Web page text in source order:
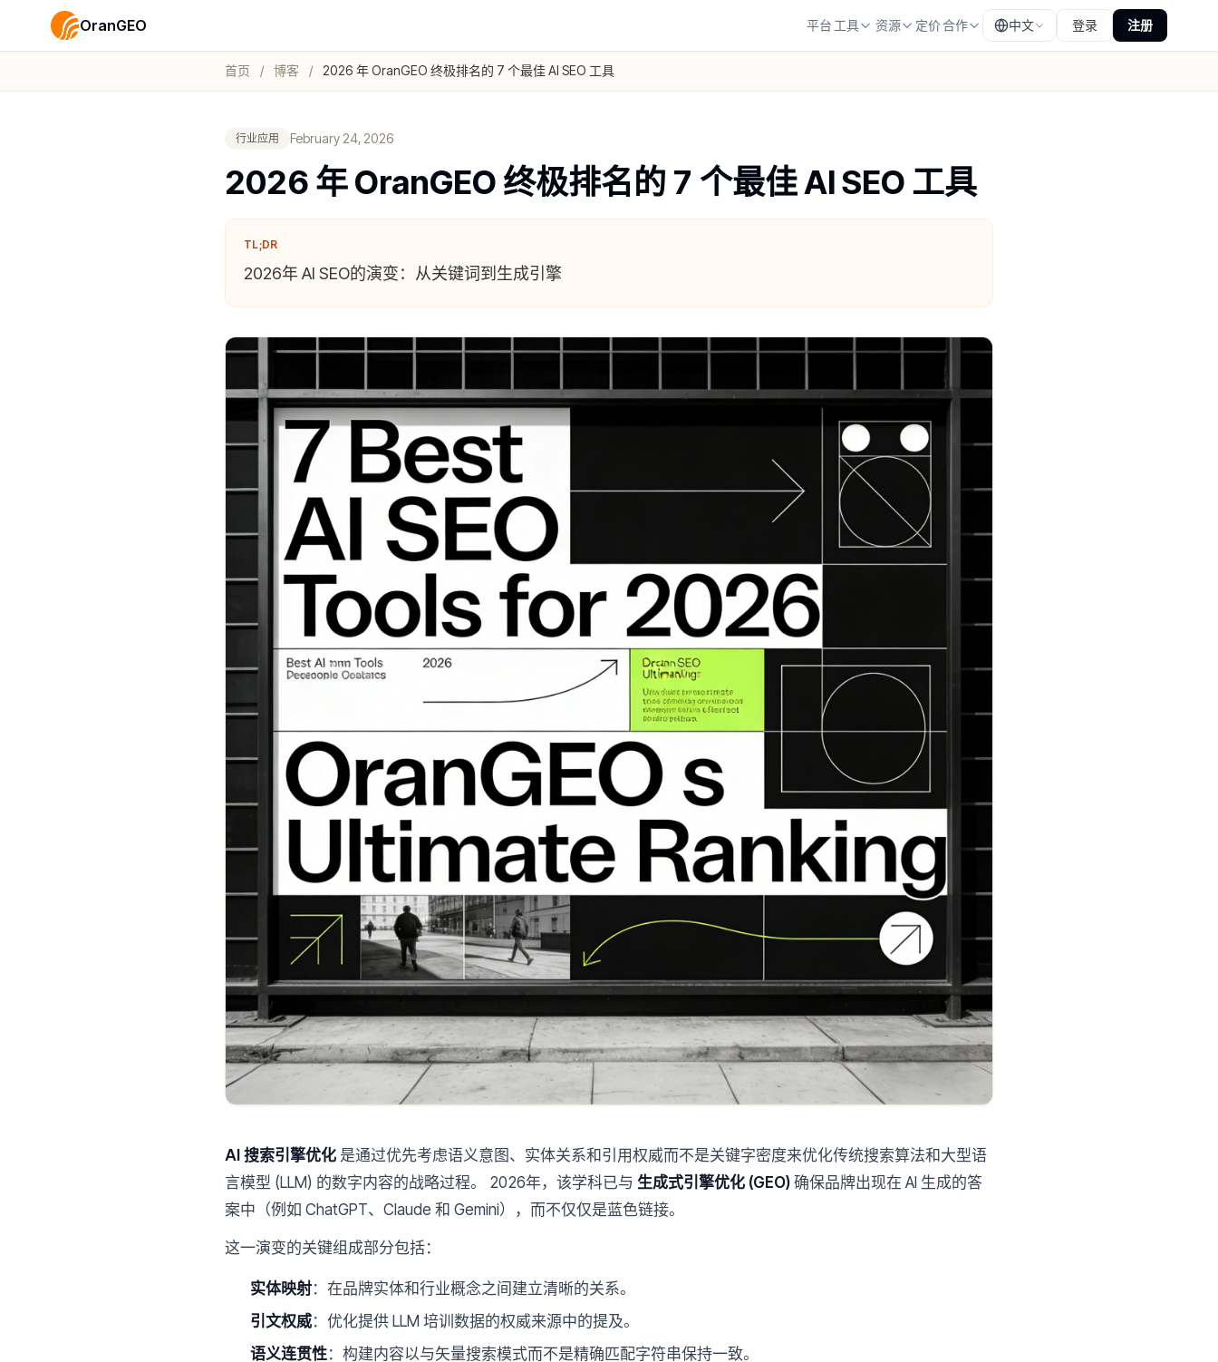
OranGEO 平台 工具 资源 定价合作 中文 登录 注册
首页 / 博客 / 2026 年 OranGEO 终极排名的 7 个最佳 AI SEO 工具
行业应用 February 24, 2026
2026 年 OranGEO 终极排名的 7 个最佳 AI SEO 工具
TL;DR
2026年 AI SEO的演变：从关键词到生成引擎
AI 搜索引擎优化 是通过优先考虑语义意图、实体关系和引用权威而不是关键字密度来优化传统搜索算法和大型语
言模型 (LLM) 的数字内容的战略过程。 2026年，该学科已与 生成式引擎优化 (GEO) 确保品牌出现在 AI 生成的答
案中（例如 ChatGPT、Claude 和 Gemini），而不仅仅是蓝色链接。
这一演变的关键组成部分包括：
实体映射：在品牌实体和行业概念之间建立清晰的关系。
引文权威：优化提供 LLM 培训数据的权威来源中的提及。
语义连贯性：构建内容以与矢量搜索模式而不是精确匹配字符串保持一致。